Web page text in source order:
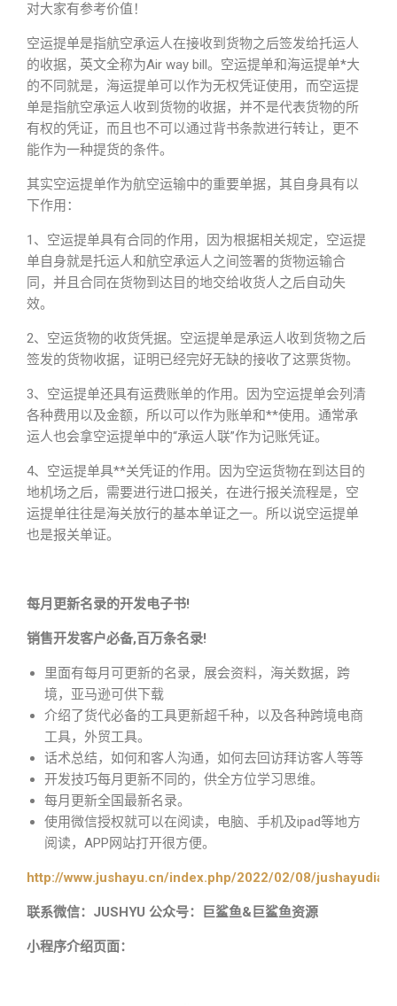
对大家有参考价值！
空运提单是指航空承运人在接收到货物之后签发给托运人
的收据，英文全称为Air way bill。空运提单和海运提单*大
的不同就是，海运提单可以作为无权凭证使用，而空运提
单是指航空承运人收到货物的收据，并不是代表货物的所
有权的凭证，而且也不可以通过背书条款进行转让，更不
能作为一种提货的条件。
其实空运提单作为航空运输中的重要单据，其自身具有以
下作用：
1、空运提单具有合同的作用，因为根据相关规定，空运提
单自身就是托运人和航空承运人之间签署的货物运输合
同，并且合同在货物到达目的地交给收货人之后自动失
效。
2、空运货物的收货凭据。空运提单是承运人收到货物之后
签发的货物收据，证明已经完好无缺的接收了这票货物。
3、空运提单还具有运费账单的作用。因为空运提单会列清
各种费用以及金额，所以可以作为账单和**使用。通常承
运人也会拿空运提单中的“承运人联”作为记账凭证。
4、空运提单具**关凭证的作用。因为空运货物在到达目的
地机场之后，需要进行进口报关，在进行报关流程是，空
运提单往往是海关放行的基本单证之一。所以说空运提单
也是报关单证。
每月更新名录的开发电子书!
销售开发客户必备,百万条名录!
里面有每月可更新的名录，展会资料，海关数据，跨
境，亚马逊可供下载
介绍了货代必备的工具更新超千种，以及各种跨境电商
工具，外贸工具。
话术总结，如何和客人沟通，如何去回访拜访客人等等
开发技巧每月更新不同的，供全方位学习思维。
每月更新全国最新名录。
使用微信授权就可以在阅读，电脑、手机及ipad等地方
阅读，APP网站打开很方便。
http://www.jushayu.cn/index.php/2022/02/08/
联系微信：JUSHYU 公众号：巨鲨鱼&巨鲨鱼资源
小程序介绍页面：